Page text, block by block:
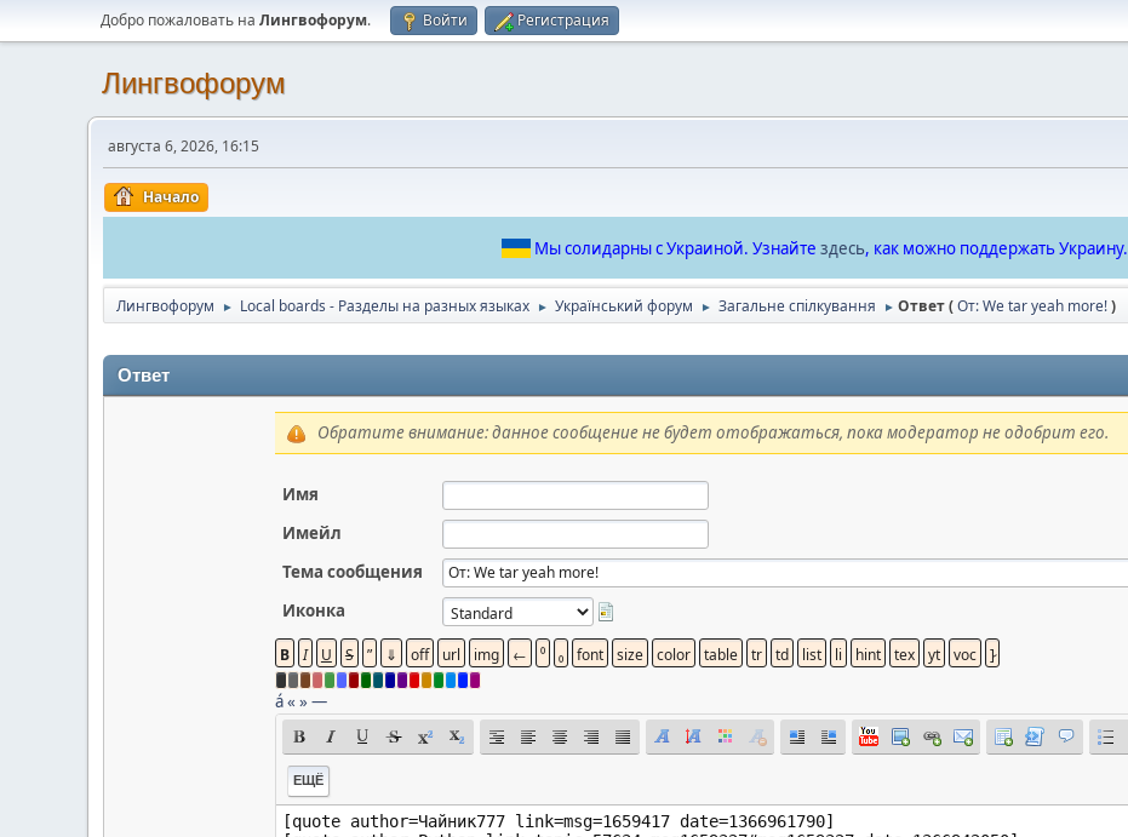
Добро пожаловать на Лингвофорум. Войти Регистрация
Лингвофорум
августа 6, 2026, 16:15
Начало
Мы солидарны с Украиной. Узнайте здесь, как можно поддержать Украину.
Лингвофорум ► Local boards - Разделы на разных языках ► Український форум ► Загальне спілкування ► Ответ (От: We tar yeah more!)
Ответ
Обратите внимание: данное сообщение не будет отображаться, пока модератор не одобрит его.
Имя
Имейл
Тема сообщения
Иконка
á« »—
ЕЩЁ